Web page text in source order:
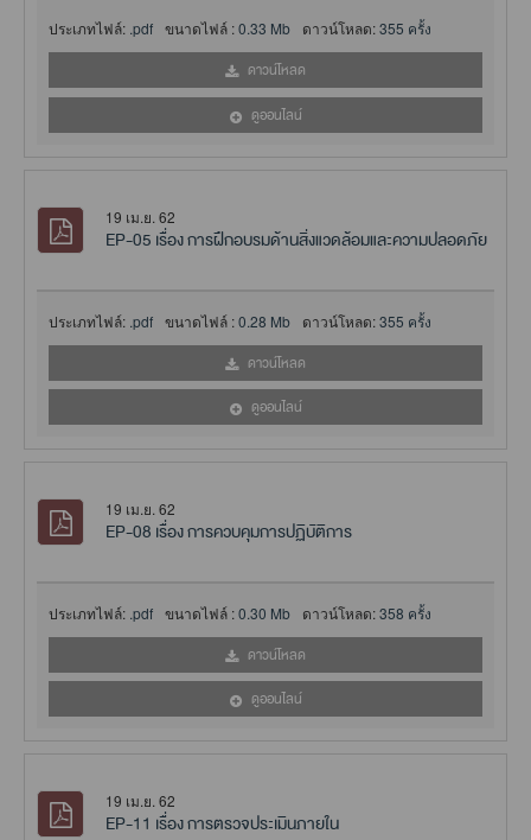
ประเภทไฟล์: .pdf ขนาดไฟล์ :0.33 Mb ดาวน์โหลด:355 ครั้ง
ดาวน์โหลด
ดูออนไลน์
19 เม.ย. 62
EP-05 เรื่อง การฝึกอบรมด้านสิ่งแวดล้อมและความปลอดภัย
ประเภทไฟล์: .pdf ขนาดไฟล์ :0.28 Mb ดาวน์โหลด:355 ครั้ง
ดาวน์โหลด
ดูออนไลน์
19 เม.ย. 62
EP-08 เรื่อง การควบคุมการปฏิบัติการ
ประเภทไฟล์: .pdf ขนาดไฟล์ :0.30 Mb ดาวน์โหลด:358 ครั้ง
ดาวน์โหลด
ดูออนไลน์
19 เม.ย. 62
EP-11 เรื่อง การตรวจประเมินภายใน